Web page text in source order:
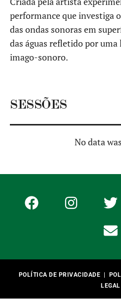
performance que investiga
das ondas sonoras em
das águas refletido por
imago-sonoro.
SESSÕES
No data
POLÍTICA DE PRIVACIDADE
LEGAL